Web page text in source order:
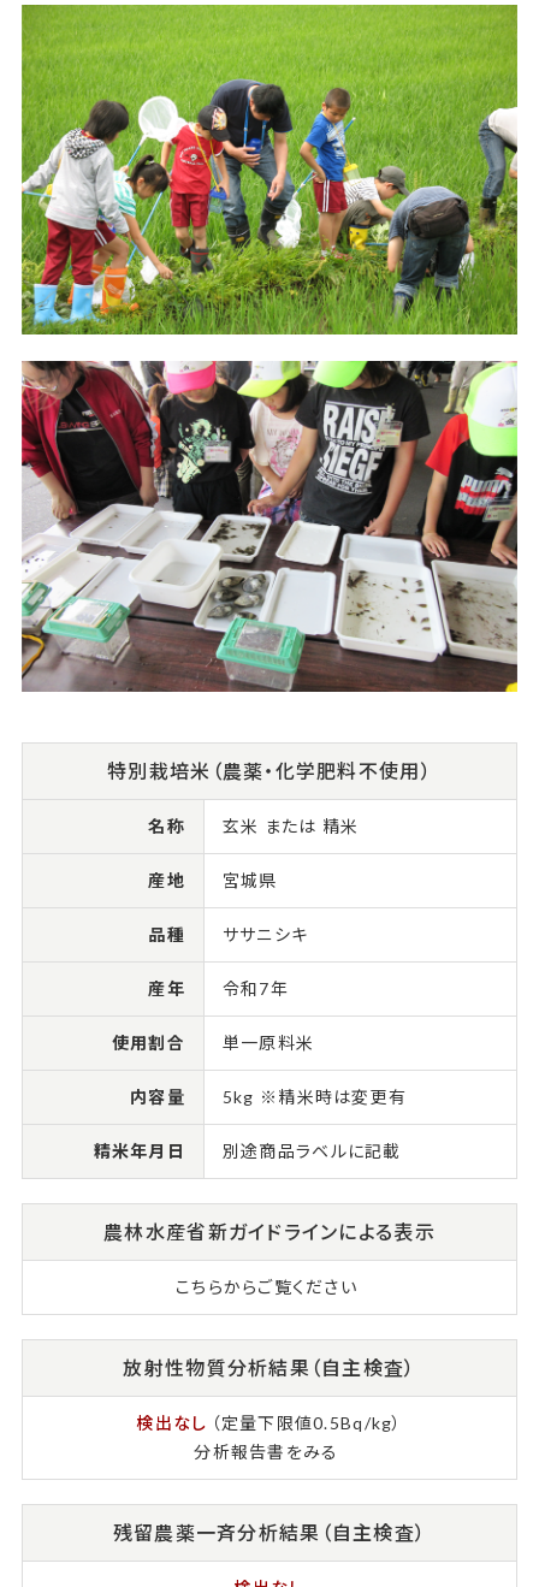
特別栽培米（農薬・化学肥料不使用）
名称 玄米 または 精米
産地 宮城県
品種 ササニシキ
産年 令和7年
使用割合 単一原料米
内容量 5kg ※精米時は変更有
精米年月日 別途商品ラベルに記載
農林水産省新ガイドラインによる表示
こちらからご覧ください
放射性物質分析結果（自主検査）
検出なし （定量下限値0.5Bq/kg）
分析報告書をみる
残留農薬一斉分析結果（自主検査）